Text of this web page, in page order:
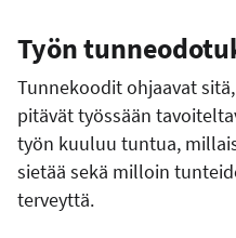
Työn
Tunnekoodit ohjaavat
pitävät työssään
työn kuuluu tuntua,
sietää sekä milloin
terveyttä.